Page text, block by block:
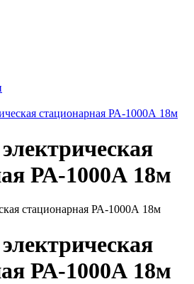
стационарная РА-1000А 18м
РА-1000А 18м
РА-1000А 18м